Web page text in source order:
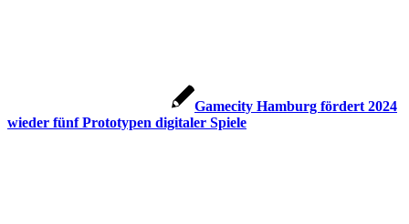
Gamecity Hamburg fördert 2024
wieder fünf Prototypen digitaler Spiele